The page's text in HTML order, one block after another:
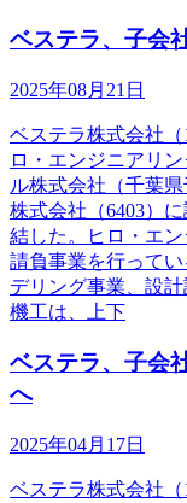
ベステラ、子会
2025年08月21日
ベステラ株式会社
ロ・エンジニアリ
ル株式会社（千葉
株式会社（6403）
結した。ヒロ・エ
請負事業を行って
デリング事業、設
機工は、上下
ベステラ、子会
へ
2025年04月17日
ベステラ株式会社（